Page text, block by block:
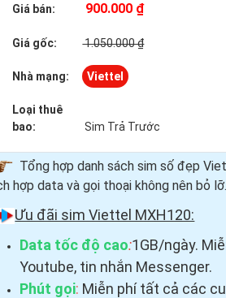
Giá bán: 900.000 ₫
Giá gốc: 1.050.000 ₫
Nhà mạng: Viettel
Loại thuê
bao:
Sim Trả Trước
Tổng hợp danh sách sim số đẹp
hợp data và gọi thoại không nên bỏ lỡ.
Ưu đãi sim Viettel MXH120:
Data tốc độ cao:1GB/ngày.
Youtube, tin nhắn Messenger.
Phút gọi: Miễn phí tất cả các